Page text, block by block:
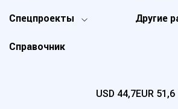
Спецпроекты Другие
Справочник
USD 44,7EUR 51,6